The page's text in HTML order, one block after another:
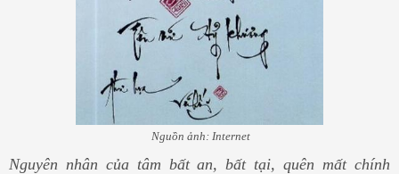
Nguồn ảnh: Internet
Nguyên nhân của tâm bất an, bất tại, quên mất chính